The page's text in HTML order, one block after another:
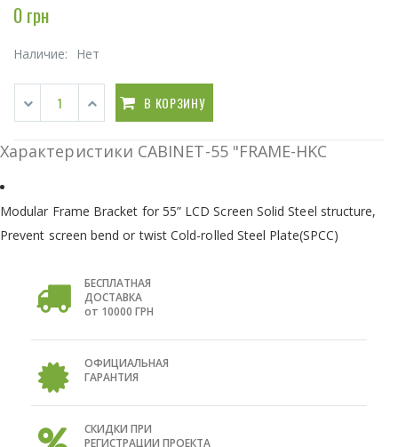
0 грн
Наличие: Нет
В КОРЗИНУ
Характеристики CABINET-55 "FRAME-HKC
Modular Frame Bracket for 55” LCD Screen Solid Steel structure,
Prevent screen bend or twist Cold-rolled Steel Plate(SPCC)
БЕСПЛАТНАЯ
ДОСТАВКА
от 10000 ГРН
ОФИЦИАЛЬНАЯ
ГАРАНТИЯ
СКИДКИ ПРИ
РЕГИСТРАЦИИ ПРОЕКТА